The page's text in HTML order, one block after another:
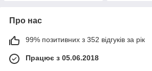
Про нас
99% позитивних з 352 відгуків за рік
Працює з 05.06.2018